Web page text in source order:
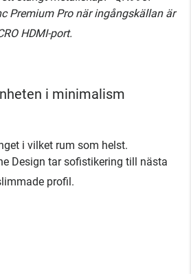
Premium Pro när ingångskällan är
HDMI-port.
i minimalism
i vilket rum som helst.
Design tar sofistikering till nästa
profil.